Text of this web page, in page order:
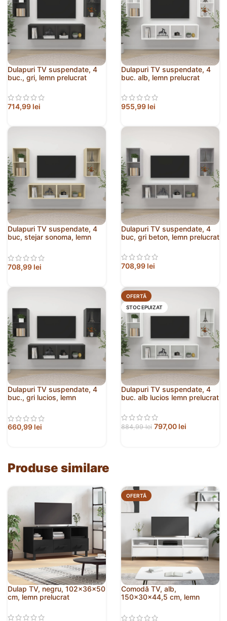
Dulapuri TV suspendate, 4
buc., gri, lemn prelucrat
714,99 lei
Dulapuri TV suspendate, 4
buc. alb, lemn prelucrat
955,99 lei
Dulapuri TV suspendate, 4
buc, stejar sonoma, lemn
708,99 lei
Dulapuri TV suspendate, 4
buc, gri beton, lemn prelucrat
708,99 lei
Dulapuri TV suspendate, 4
buc., gri lucios, lemn
660,99 lei
OFERTĂ
STOC EPUIZAT
Dulapuri TV suspendate, 4
buc. alb lucios lemn prelucrat
884,99lei 797,00 lei
Produse similare
Dulap TV, negru, 102x36x50
cm, lemn prelucrat
OFERTĂ
Comodă TV, alb,
150x30x44,5 cm, lemn